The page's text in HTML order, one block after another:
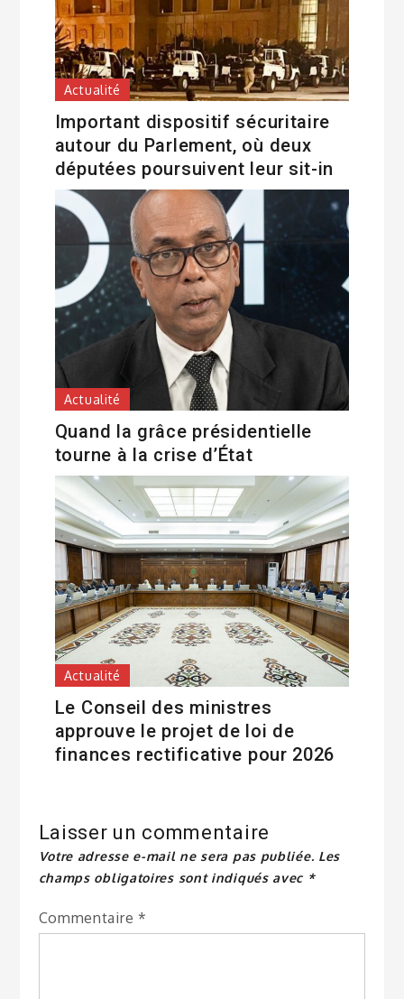
Actualité
Important dispositif sécuritaire
autour du Parlement, où deux
députées poursuivent leur sit-in
Actualité
Quand la grâce présidentielle
tourne à la crise d’État
Actualité
Le Conseil des ministres
approuve le projet de loi de
finances rectificative pour 2026
Laisser un commentaire
Votre adresse e-mail ne sera pas publiée. Les
champs obligatoires sont indiqués avec *
Commentaire *